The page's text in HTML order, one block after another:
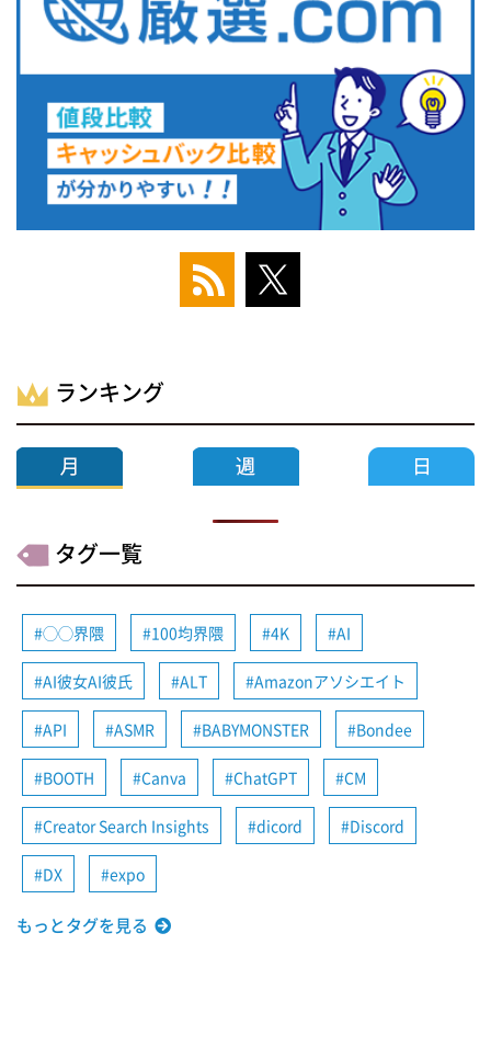
ランキング
タグ一覧
◯◯界隈 100均界隈 4K AI
AI彼女AI彼氏 ALT Amazonアソシエイト
API ASMR BABYMONSTER Bondee
BOOTH Canva ChatGPT CM
Creator Search Insights dicord Discord
DX expo
もっとタグを見る